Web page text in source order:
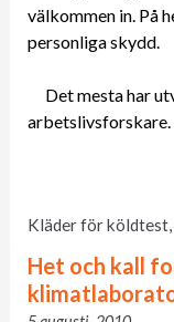
välkommen in. På
personliga skydd.
Det mesta har
arbetslivsforskare.
Kläder för köldtest,
Het och kall